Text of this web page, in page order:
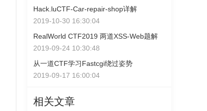
Hack.luCTF-Car-repair-shop详解
2019-10-30 16:30:04
RealWorld CTF2019 两道XSS-Web题解
2019-09-24 10:30:48
从一道CTF学习Fastcgi绕过姿势
2019-09-17 16:00:04
相关文章